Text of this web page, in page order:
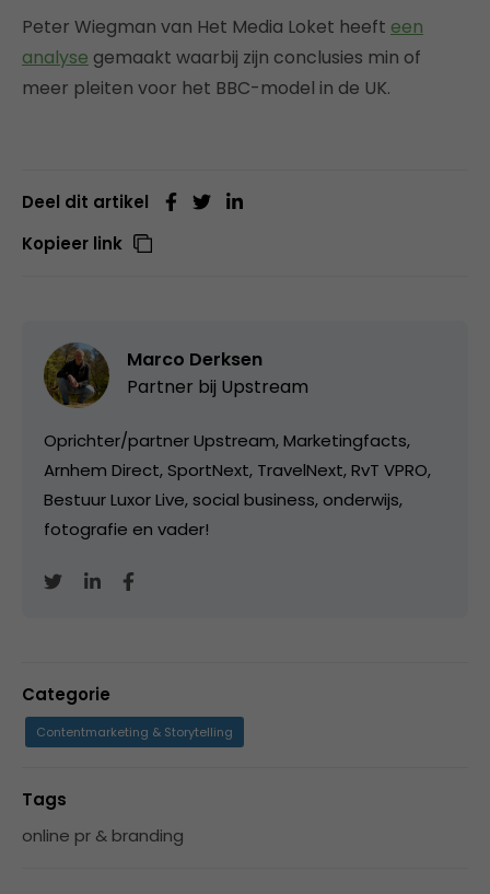
Peter Wiegman van Het Media Loket heeft een
analyse gemaakt waarbij zijn conclusies min of
meer pleiten voor het BBC-model in de UK.
Deel dit artikel
Kopieer link
Marco Derksen
Partner bij Upstream
Oprichter/partner Upstream, Marketingfacts,
Arnhem Direct, SportNext, TravelNext, RvT VPRO,
Bestuur Luxor Live, social business, onderwijs,
fotografie en vader!
Categorie
Contentmarketing & Storytelling
Tags
online pr & branding